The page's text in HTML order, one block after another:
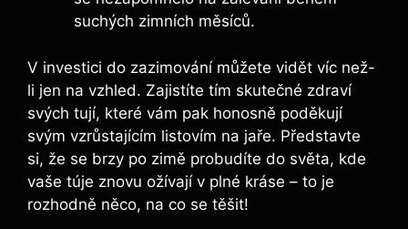
suchých zimních měsíců.
V investici do zazimování můžete vidět víc než-
li jen na vzhled. Zajistíte tím skutečné zdraví
svých tují, které vám pak honosně poděkují
svým vzrůstajícím listovím na jaře. Představte
si, že se brzy po zimě probudíte do světa, kde
vaše túje znovu ožívají v plné kráse – to je
rozhodně něco, na co se těšit!